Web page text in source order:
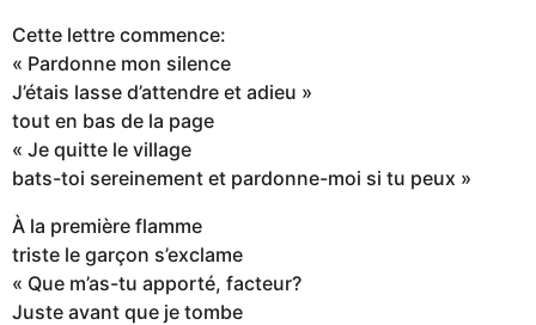
Cette lettre commence:
« Pardonne mon silence
J’étais lasse d’attendre et adieu »
tout en bas de la page
« Je quitte le village
bats-toi sereinement et pardonne-moi si tu peux »
À la première flamme
triste le garçon s’exclame
« Que m’as-tu apporté, facteur?
Juste avant que je tombe